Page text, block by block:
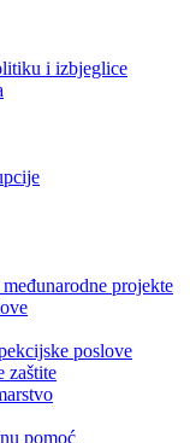
i izbjeglice
projekte
poslove
zaštite
pomoć